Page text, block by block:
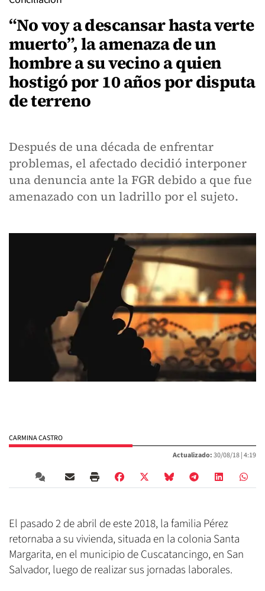
“No voy a descansar hasta verte
muerto”, la amenaza de un
hombre a su vecino a quien
hostigó por 10 años por disputa
de terreno
Después de una década de enfrentar
problemas, el afectado decidió interponer
una denuncia ante la FGR debido a que fue
amenazado con un ladrillo por el sujeto.
CARMINA CASTRO
Actualizado:30/08/18 |4:19
El pasado 2 de abril de este 2018, la familia Pérez
retornaba a su vivienda, situada en la colonia Santa
Margarita, en el municipio de Cuscatancingo, en San
Salvador, luego de realizar sus jornadas laborales.